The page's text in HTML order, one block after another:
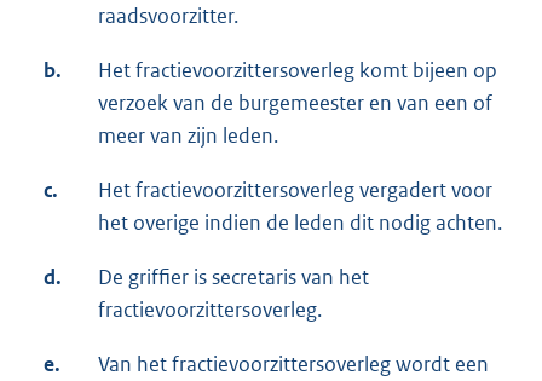
raadsvoorzitter.
b.
Het fractievoorzittersoverleg komt bijeen op
verzoek van de burgemeester en van een of
meer van zijn leden.
c.
Het fractievoorzittersoverleg vergadert voor
het overige indien de leden dit nodig achten.
d.
De griffier is secretaris van het
fractievoorzittersoverleg.
e.
Van het fractievoorzittersoverleg wordt een